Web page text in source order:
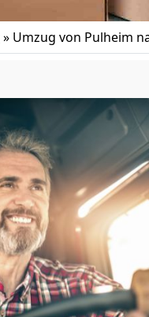
» Umzug von Pulheim